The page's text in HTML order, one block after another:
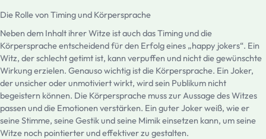
Die Rolle von Timing und Körpersprache
Neben dem Inhalt ihrer Witze ist auch das Timing und die
Körpersprache entscheidend für den Erfolg eines „happy jokers“. Ein
Witz, der schlecht getimt ist, kann verpuffen und nicht die gewünschte
Wirkung erzielen. Genauso wichtig ist die Körpersprache. Ein Joker,
der unsicher oder unmotiviert wirkt, wird sein Publikum nicht
begeistern können. Die Körpersprache muss zur Aussage des Witzes
passen und die Emotionen verstärken. Ein guter Joker weiß, wie er
seine Stimme, seine Gestik und seine Mimik einsetzen kann, um seine
Witze noch pointierter und effektiver zu gestalten.